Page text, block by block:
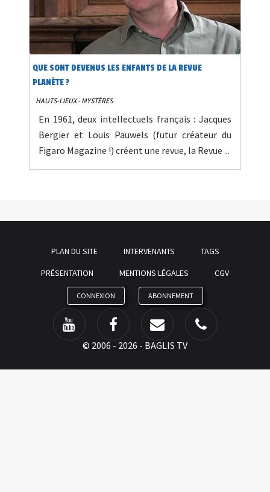
QUE SONT DEVENUS LES ENFANTS DE LA REVUE
PLANÈTE ?
HAUTS-LIEUX - MYSTÈRES
En 1961, deux intellectuels français : Jacques
Bergier et Louis Pauwels (futur créateur du
Figaro Magazine !) créent une revue, la Revue ...
PLAN DU SITE INTERVENANTS
TAGS
PRÉSENTATION
MENTIONS LÉGALES CGV
CONNEXION ABONNEMENT
© 2006 - 2026 - BAGLIS TV